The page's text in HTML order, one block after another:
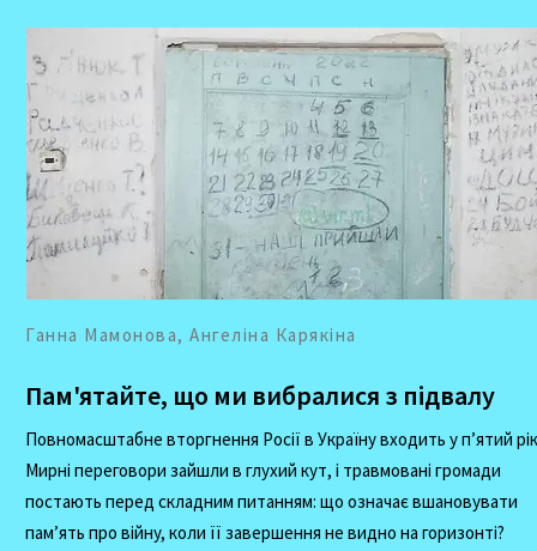
Ганна Мамонова, Ангеліна Карякіна
Пам'ятайте, що ми вибралися з підвалу
Повномасштабне вторгнення Росії в Україну входить у п’ятий
Мирні переговори зайшли в глухий кут, і травмовані громади
постають перед складним питанням: що означає вшановувати
пам’ять про війну, коли її завершення не видно на горизонті?